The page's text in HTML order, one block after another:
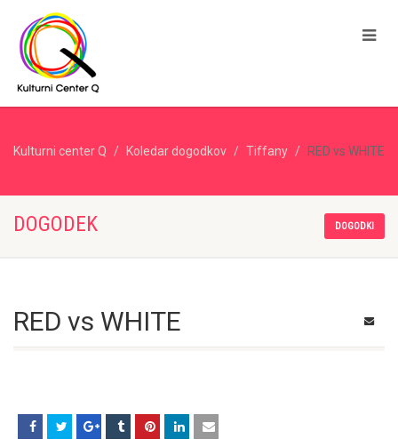
Kulturni center Q Koledar dogodkov Tiffany RED vs WHITE
DOGODEK DOGODKI
RED vs WHITE